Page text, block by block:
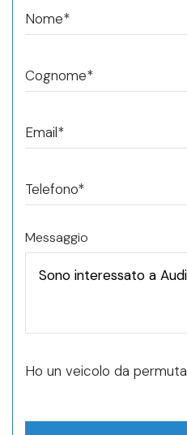
Nome*
Cognome*
Email*
Telefono*
Messaggio
Ho un veicolo da